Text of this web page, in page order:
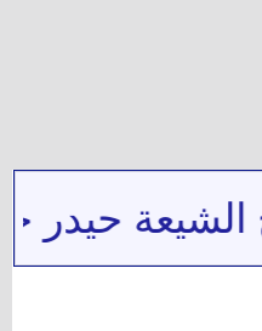
حيدر حب